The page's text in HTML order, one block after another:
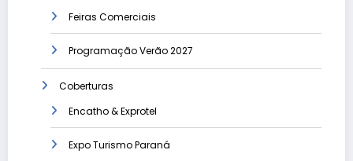
Feiras Comerciais
Programação Verão 2027
Coberturas
Encatho & Exprotel
Expo Turismo Paraná